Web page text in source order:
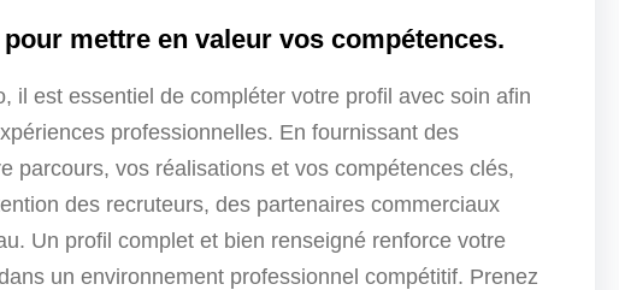
mettre en valeur vos compétences.
il est essentiel de compléter votre profil avec soin afin
professionnelles. En fournissant des
parcours, vos réalisations et vos compétences clés,
des recruteurs, des partenaires commerciaux
Un profil complet et bien renseigné renforce votre
un environnement professionnel compétitif. Prenez